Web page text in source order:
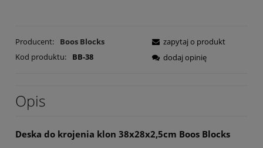
Producent:
Boos Blocks
Kod produktu:
BB-38
zapytaj o produkt
dodaj opinię
Opis
Deska do krojenia klon 38x28x2,5cm Boos Blocks